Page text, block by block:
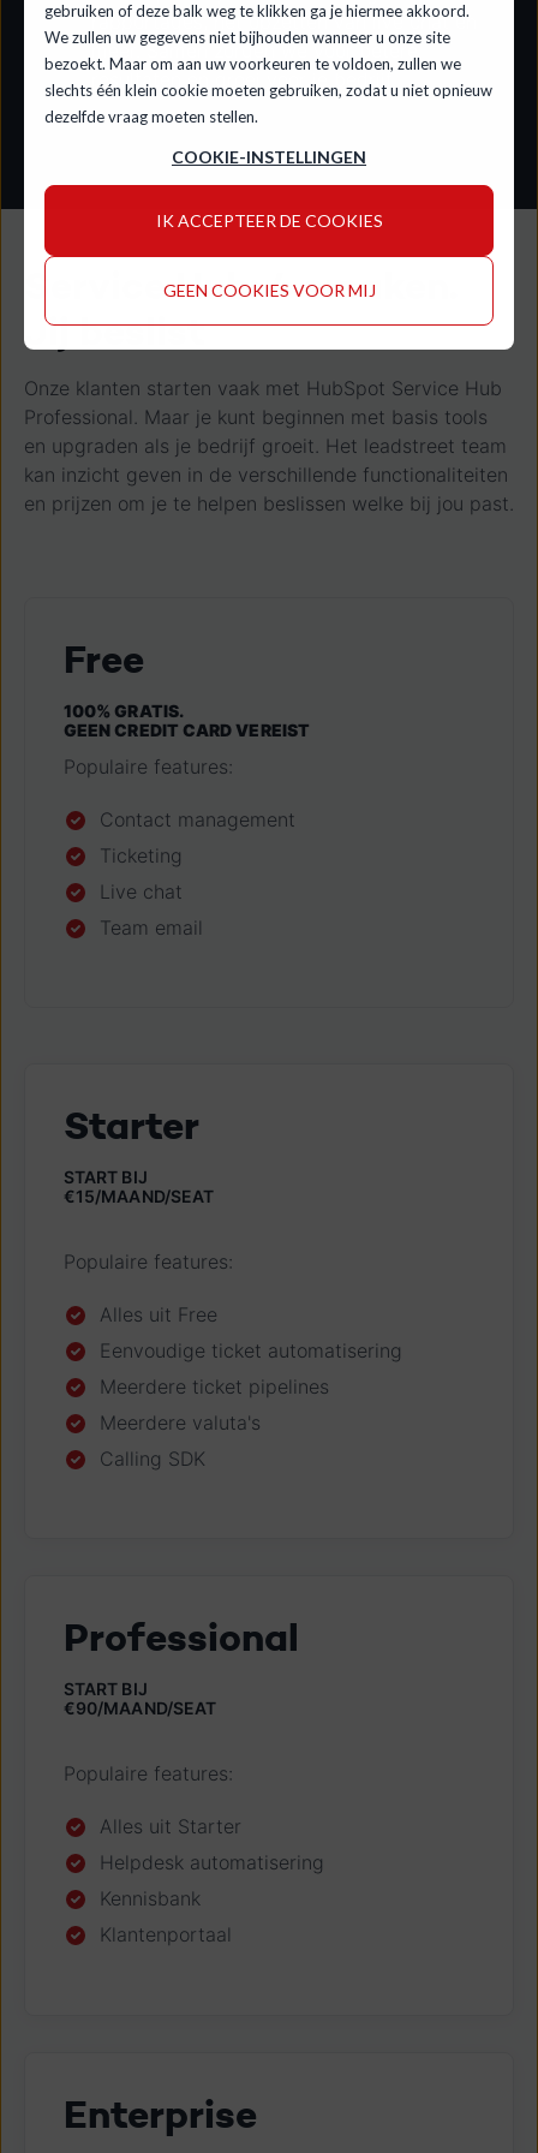
gebruiken of deze balk weg te klikken ga je hiermee akkoord.
We zullen uw gegevens niet bijhouden wanneer u onze site
bezoekt. Maar om aan uw voorkeuren te voldoen, zullen we
slechts één klein cookie moeten gebruiken, zodat u niet opnieuw
dezelfde vraag moeten stellen.
COOKIE-INSTELLINGEN
IK ACCEPTEER DE COOKIES
GEEN COOKIES VOOR MIJ
rapportages, het opzetten van live chat en
meer. Samen zorgen we voor betere
resultaten en groei voor je bedrijf.
Service Hub: 4 smaken.
Jij beslist
Onze klanten starten vaak met HubSpot Service Hub
Professional. Maar je kunt beginnen met basis tools
en upgraden als je bedrijf groeit. Het leadstreet team
kan inzicht geven in de verschillende functionaliteiten
en prijzen om je te helpen beslissen welke bij jou past.
Free
100% GRATIS.
GEEN CREDIT CARD VEREIST
Populaire features:
Contact management
Ticketing
Live chat
Team email
Starter
START BIJ
€15/MAAND/SEAT
Populaire features:
Alles uit Free
Eenvoudige ticket automatisering
Meerdere ticket pipelines
Meerdere valuta's
Calling SDK
Professional
START BIJ
€90/MAAND/SEAT
Populaire features:
Alles uit Starter
Helpdesk automatisering
Kennisbank
Klantenportaal
Enterprise